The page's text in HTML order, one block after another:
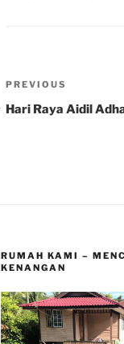
Post
navigation
Previous
Post
PREVIOUS
Hari Raya Aidil
RUMAH KAMI –
KENANGAN